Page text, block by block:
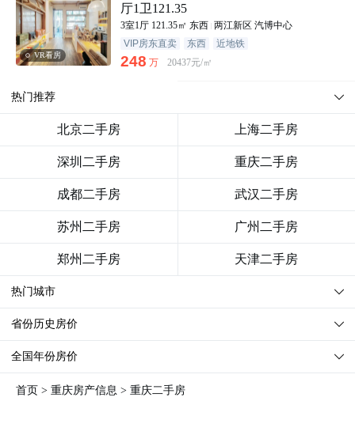
VR看房
厅1卫121.35
3室1厅 121.35㎡ 东西 两江新区 汽博中心
VIP房东直卖
东西 近地铁
248 万 20437元/㎡
热门推荐
北京二手房 上海二手房
深圳二手房 重庆二手房
成都二手房 武汉二手房
苏州二手房 广州二手房
郑州二手房 天津二手房
热门城市
省份历史房价
全国年份房价
首页 > 重庆房产信息 > 重庆二手房